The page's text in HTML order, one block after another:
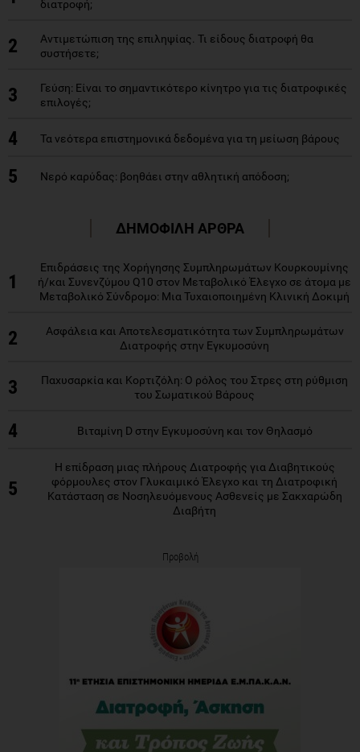
διατροφή;
2
Αντιμετώπιση της επιληψίας. Τι είδους διατροφή θα
συστήσετε;
3
Γεύση: Είναι το σημαντικότερο κίνητρο για τις διατροφικές
επιλογές;
4 Τα νεότερα επιστημονικά δεδομένα για τη μείωση βάρους
5 Νερό καρύδας: βοηθάει στην αθλητική απόδοση;
ΔΗΜΟΦΙΛΗ ΑΡΘΡΑ
1
Επιδράσεις της Χορήγησης Συμπληρωμάτων Κουρκουμίνης
ή/και Συνενζύμου Q10 στον Μεταβολικό Έλεγχο σε άτομα με
Μεταβολικό Σύνδρομο: Μια Τυχαιοποιημένη Κλινική Δοκιμή
2
Ασφάλεια και Αποτελεσματικότητα των Συμπληρωμάτων
Διατροφής στην Εγκυμοσύνη
3
Παχυσαρκία και Κορτιζόλη: Ο ρόλος του Στρες στη ρύθμιση
του Σωματικού Βάρους
4 Βιταμίνη D στην Εγκυμοσύνη και τον Θηλασμό
5
Η επίδραση μιας πλήρους Διατροφής για Διαβητικούς
φόρμουλες στον Γλυκαιμικό Έλεγχο και τη Διατροφική
Κατάσταση σε Νοσηλευόμενους Ασθενείς με Σακχαρώδη
Διαβήτη
Προβολή